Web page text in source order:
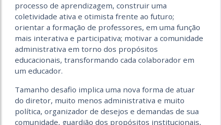
processo de aprendizagem, construir uma
coletividade ativa e otimista frente ao futuro;
orientar a formação de professores, em uma função
mais interativa e participativa; motivar a comunidade
administrativa em torno dos propósitos
educacionais, transformando cada colaborador em
um educador.
Tamanho desafio implica uma nova forma de atuar
do diretor, muito menos administrativa e muito
política, organizador de desejos e demandas de sua
comunidade, guardião dos propósitos institucionais,